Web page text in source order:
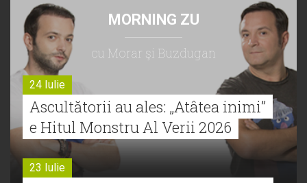
MORNING ZU
cu Morar şi Buzdugan
24 Iulie
Ascultătorii au ales: „Atâtea inimi”
e Hitul Monstru Al Verii 2026
23 Iulie